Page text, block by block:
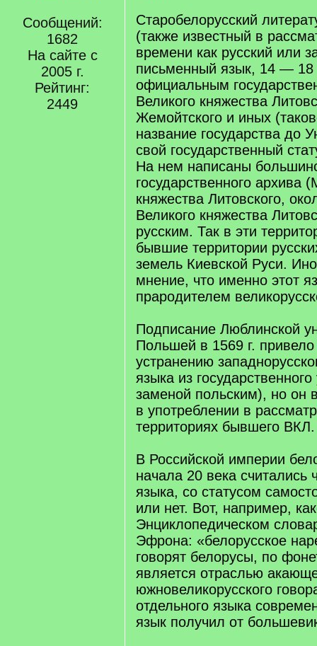
Сообщений:
1682
На сайте с
2005 г.
Рейтинг:
2449
Старобелорусский
(также известный в
времени как русский или
письменный язык, 14 —
официальным
Великого княжества
Жемойтского и иных
название государства до
свой государственный
На нем написаны
государственного архива
княжества Литовского,
Великого княжества
русским. Так в эти
бывшие территории
земель Киевской Руси.
мнение, что именно этот
прародителем
Подписание Люблинской
Польшей в 1569 г.
устранению
языка из
заменой польским), но он
в употреблении в
территориях бывшего ВКЛ.
В Российской империи
начала 20 века считались
языка, со статусом
или нет. Вот, например,
Энциклопедическом
Эфрона: «белорусское
говорят белорусы, по
является отраслью
южновеликорусского
отдельного языка
язык получил от